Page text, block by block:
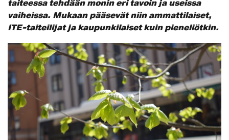
taiteessa tehdään monin eri tavoin ja useissa
vaiheissa. Mukaan pääsevät niin ammattilaiset,
ITE-taiteilijat ja kaupunkilaiset kuin pieneliötkin.